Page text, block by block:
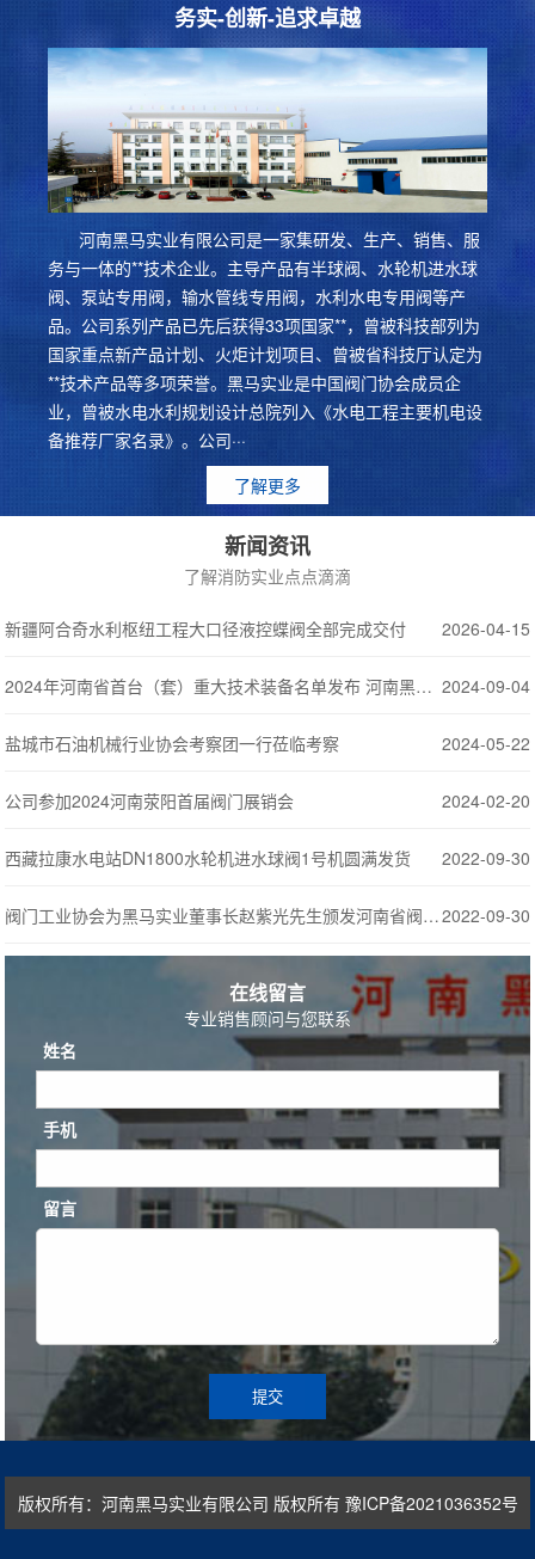
务实-创新-追求卓越
河南黑马实业有限公司是一家集研发、生产、销售、服
务与一体的**技术企业。主导产品有半球阀、水轮机进水球
阀、泵站专用阀，输水管线专用阀，水利水电专用阀等产
品。公司系列产品已先后获得33项国家**，曾被科技部列为
国家重点新产品计划、火炬计划项目、曾被省科技厅认定为
**技术产品等多项荣誉。黑马实业是中国阀门协会成员企
业，曾被水电水利规划设计总院列入《水电工程主要机电设
备推荐厂家名录》。公司···
了解更多
新闻资讯
了解消防实业点点滴滴
2026-04-15
新疆阿合奇水利枢纽工程大口径液控蝶阀全部完成交付
2024-09-04
2024年河南省首台（套）重大技术装备名单发布 河南黑马实业有限公司榜上有名
2024-05-22
盐城市石油机械行业协会考察团一行莅临考察
2024-02-20
公司参加2024河南荥阳首届阀门展销会
2022-09-30
西藏拉康水电站DN1800水轮机进水球阀1号机圆满发货
2022-09-30
阀门工业协会为黑马实业董事长赵紫光先生颁发河南省阀门工业协会名誉会长聘书
在线留言
专业销售顾问与您联系
姓名
手机
留言
提交
版权所有：河南黑马实业有限公司 版权所有 豫ICP备2021036352号